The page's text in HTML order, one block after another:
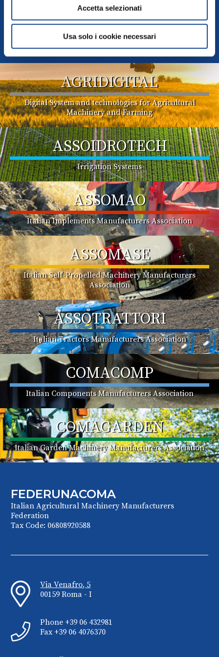
Accetta selezionati
Usa solo i cookie necessari
FEDERUNACOMA
Italian Agricultural Machinery Manufacturers
Federation
AGRIDIGITAL
Digital System and technologies for Agricultural
Machinery and Farming
ASSOIDROTECH
Irrigation Systems
ASSOMAO
Italian Implements Manufacturers Association
ASSOMASE
Italian Self-Propelled Machinery Manufacturers
Association
ASSOTRATTORI
Italian Tractors Manufacturers Association
COMACOMP
Italian Components Manufacturers Association
COMAGARDEN
Italian Garden Machinery Manufacturers Association
FEDERUNACOMA
Italian Agricultural Machinery Manufacturers
Federation
Tax Code: 06808920588
Via Venafro, 5
00159 Roma - I
Phone +39 06 432981
Fax +39 06 4076370